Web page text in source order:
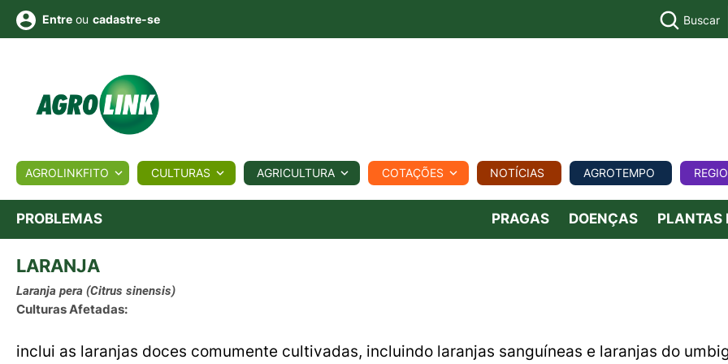
BIOLÓGICOS COTAÇÕES NOTÍCIAS AGROTEMPO REGIONAL COMERCIAL AGROVIAGENS
Conversor
Entre ou cadastre-se Buscar
AGROLINKFITO CULTURAS AGRICULTURA COTAÇÕES NOTÍCIAS AGROTEMPO
PROBLEMAS PRAGAS DOENÇAS PLANTAS
LARANJA
Laranja pera (Citrus sinensis)
Culturas Afetadas:
inclui as laranjas doces comumente cultivadas, incluindo laranjas sanguíneas e laranjas do